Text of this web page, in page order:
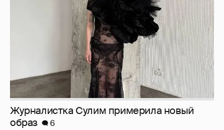
Журналистка Сулим примерила новый
образ
6